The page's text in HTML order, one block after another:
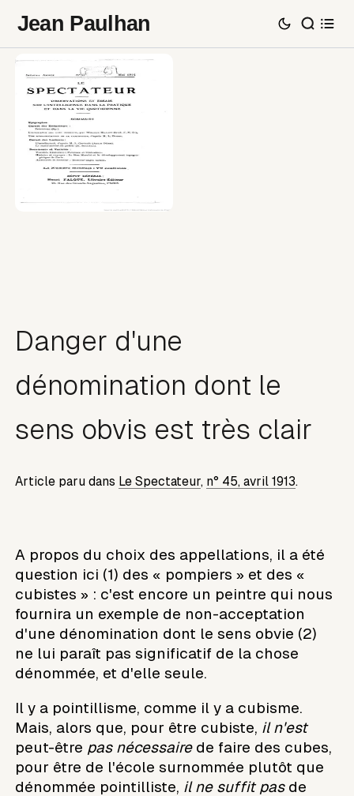
Jean Paulhan
Danger d'une
dénomination dont le
sens obvis est très clair
Article paru dans Le Spectateur, n° 45, avril 1913.
A propos du choix des appellations, il a été
question ici (1) des « pompiers » et des «
cubistes » : c'est encore un peintre qui nous
fournira un exemple de non-acceptation
d'une dénomination dont le sens obvie (2)
ne lui paraît pas significatif de la chose
dénommée, et d'elle seule.
Il y a pointillisme, comme il y a cubisme.
Mais, alors que, pour être cubiste, il n'est
peut-être pas nécessairede faire des cubes,
pour être de l'école surnommée plutôt que
dénommée pointilliste, il ne suffit pasde